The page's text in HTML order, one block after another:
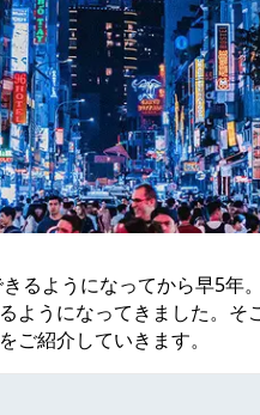
るようになってから早5年
ようになってきました。そ
ご紹介していきます。